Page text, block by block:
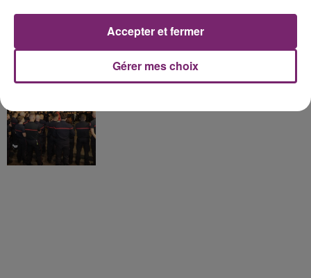
158 pompiers de la région sont
Gérer mes choix
Accepter et fermer